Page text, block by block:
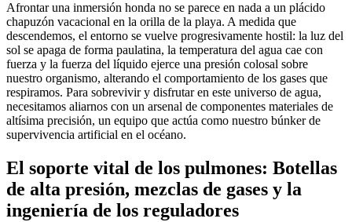
Afrontar una inmersión honda no se parece en nada a un plácido
chapuzón vacacional en la orilla de la playa. A medida que
descendemos, el entorno se vuelve progresivamente hostil: la luz del
sol se apaga de forma paulatina, la temperatura del agua cae con
fuerza y la fuerza del líquido ejerce una presión colosal sobre
nuestro organismo, alterando el comportamiento de los gases que
respiramos. Para sobrevivir y disfrutar en este universo de agua,
necesitamos aliarnos con un arsenal de componentes materiales de
altísima precisión, un equipo que actúa como nuestro búnker de
supervivencia artificial en el océano.
El soporte vital de los pulmones: Botellas
de alta presión, mezclas de gases y la
ingeniería de los reguladores